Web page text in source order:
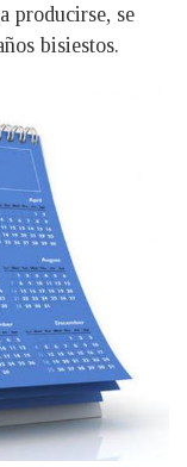
producirse, se
bisiestos.